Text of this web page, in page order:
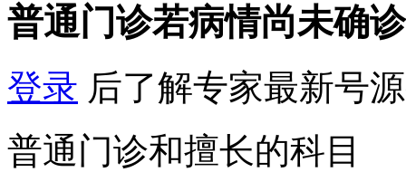
普通门诊若病情尚未确
登录 后了解专家最新号
普通门诊和擅长的科目